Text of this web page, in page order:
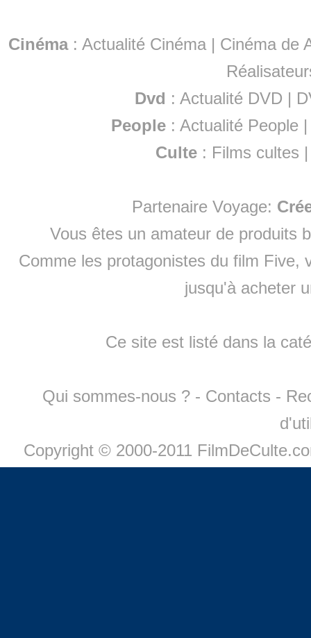
Cinéma: Actualité Cinéma | Cinéma de
Dvd : Actualité DVD |
People :Actualité People
Culte : Films cultes
Partenaire Voyage:
Vous êtes un amateur de produits
Comme les protagonistes du film Five,
jusqu'à acheter
Ce site est listé dans la
Qui sommes-nous ? - Contacts -
Copyright © 2000-2011